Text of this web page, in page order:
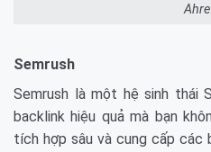
Semrush
Semrush là một hệ sinh thái
backlink hiệu quả mà bạn
tích hợp sâu và cung cấp các